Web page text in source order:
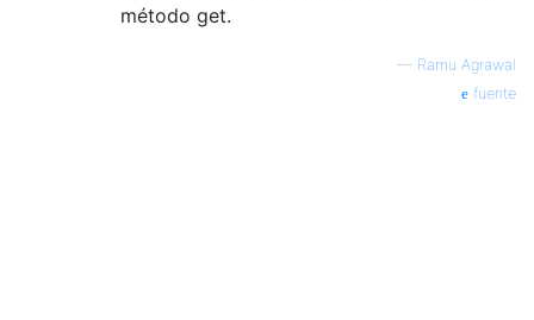
método get.
— Ramu Agrawal
fuente